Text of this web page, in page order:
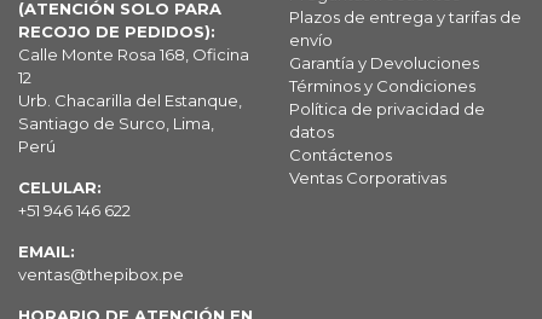
(ATENCIÓN SOLO PARA
RECOJO DE PEDIDOS):
Calle Monte Rosa 168, Oficina
12
Urb. Chacarilla del Estanque,
Santiago de Surco, Lima,
Perú
CELULAR:
+51 946 146 622
EMAIL:
ventas@thepibox.pe
Plazos de entrega y tarifas de
envío
Garantía y Devoluciones
Términos y Condiciones
Política de privacidad de
datos
Contáctenos
Ventas Corporativas